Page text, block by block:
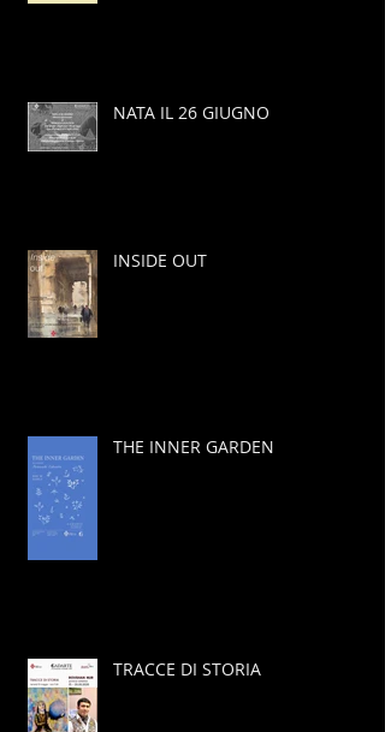
NATA IL 26 GIUGNO
INSIDE OUT
THE INNER GARDEN
TRACCE DI STORIA